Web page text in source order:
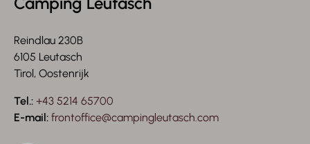
Reindlau 230B
6105 Leutasch
Tirol, Oostenrijk
Tel.: +43 5214 65700
E-mail: frontoffice@campingleutasch.com